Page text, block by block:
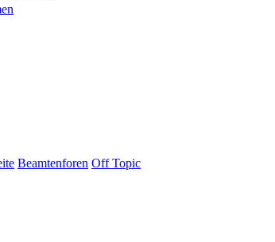
Beamtenforen Off Topic